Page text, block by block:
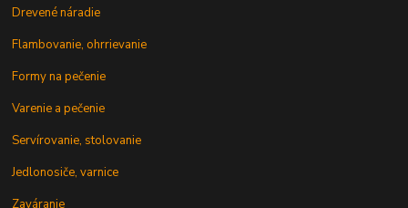
Drevené náradie
Flambovanie, ohrrievanie
Formy na pečenie
Varenie a pečenie
Servírovanie, stolovanie
Jedlonosiče, varnice
Zaváranie